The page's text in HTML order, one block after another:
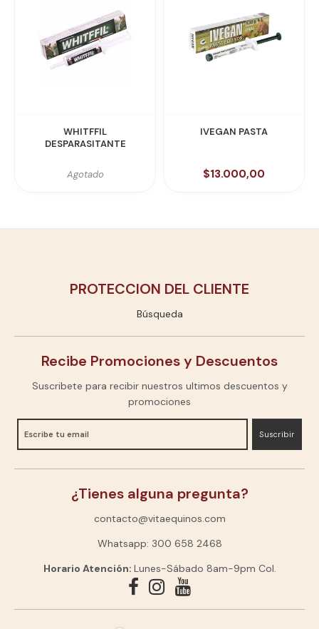
WHITFFIL
DESPARASITANTE
Agotado
IVEGAN PASTA
$13.000,00
PROTECCION DEL CLIENTE
Búsqueda
Recibe Promociones y Descuentos
Suscribete para recibir nuestros ultimos descuentos y
promociones
Suscribir
¿Tienes alguna pregunta?
contacto@vitaequinos.com
Whatsapp: 300 658 2468
Horario Atención: Lunes-Sábado 8am-9pm Col.